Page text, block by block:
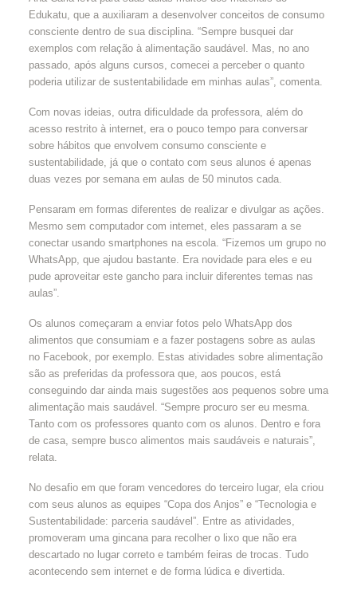
Edukatu, que a auxiliaram a desenvolver conceitos de consumo
consciente dentro de sua disciplina. “Sempre busquei dar
exemplos com relação à alimentação saudável. Mas, no ano
passado, após alguns cursos, comecei a perceber o quanto
poderia utilizar de sustentabilidade em minhas aulas”, comenta.
Com novas ideias, outra dificuldade da professora, além do
acesso restrito à internet, era o pouco tempo para conversar
sobre hábitos que envolvem consumo consciente e
sustentabilidade, já que o contato com seus alunos é apenas
duas vezes por semana em aulas de 50 minutos cada.
Pensaram em formas diferentes de realizar e divulgar as ações.
Mesmo sem computador com internet, eles passaram a se
conectar usando smartphones na escola. “Fizemos um grupo no
WhatsApp, que ajudou bastante. Era novidade para eles e eu
pude aproveitar este gancho para incluir diferentes temas nas
aulas”.
Os alunos começaram a enviar fotos pelo WhatsApp dos
alimentos que consumiam e a fazer postagens sobre as aulas
no Facebook, por exemplo. Estas atividades sobre alimentação
são as preferidas da professora que, aos poucos, está
conseguindo dar ainda mais sugestões aos pequenos sobre uma
alimentação mais saudável. “Sempre procuro ser eu mesma.
Tanto com os professores quanto com os alunos. Dentro e fora
de casa, sempre busco alimentos mais saudáveis e naturais”,
relata.
No desafio em que foram vencedores do terceiro lugar, ela criou
com seus alunos as equipes “Copa dos Anjos” e “Tecnologia e
Sustentabilidade: parceria saudável”. Entre as atividades,
promoveram uma gincana para recolher o lixo que não era
descartado no lugar correto e também feiras de trocas. Tudo
acontecendo sem internet e de forma lúdica e divertida.